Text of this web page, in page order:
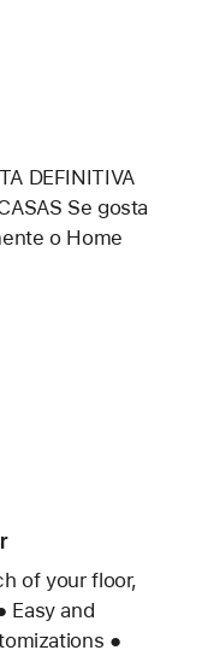
DEFINITIVA
Se gosta
o Home
of your floor,
Easy and
●